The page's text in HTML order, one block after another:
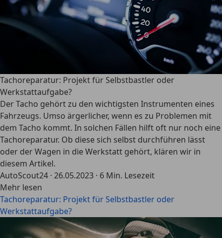
Tachoreparatur: Projekt für Selbstbastler oder
Werkstattaufgabe?
Der Tacho gehört zu den wichtigsten Instrumenten eines
Fahrzeugs. Umso ärgerlicher, wenn es zu Problemen mit
dem Tacho kommt. In solchen Fällen hilft oft nur noch eine
Tachoreparatur. Ob diese sich selbst durchführen lässt
oder der Wagen in die Werkstatt gehört, klären wir in
diesem Artikel.
AutoScout24 · 26.05.2023 · 6 Min. Lesezeit
Mehr lesen
Tachoreparatur: Projekt für Selbstbastler oder
Werkstattaufgabe?